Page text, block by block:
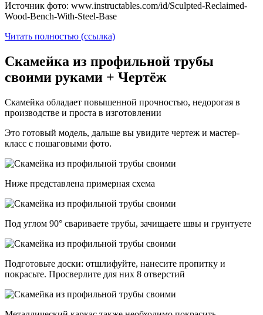
Источник фото: www.instructables.com/id/Sculpted-Reclaimed-
Wood-Bench-With-Steel-Base
Читать полностью (ссылка)
Скамейка из профильной трубы
своими руками + Чертёж
Скамейка обладает повышенной прочностью, недорогая в
производстве и проста в изготовлении
Это готовый модель, дальше вы увидите чертеж и мастер-
класс с пошаговыми фото.
Ниже представлена примерная схема
Под углом 90° свариваете трубы, зачищаете швы и грунтуете
Подготовьте доски: отшлифуйте, нанесите пропитку и
покрасьте. Просверлите для них 8 отверстий